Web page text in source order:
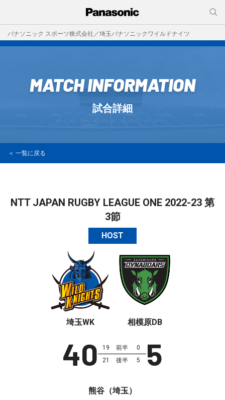
パナソニック スポーツ株式会社／埼玉パナソニックワイルドナイツ
MATCH INFORMATION
試合詳細
＜ 一覧に戻る
NTT JAPAN RUGBY LEAGUE ONE 2022-23 第
3節
HOST
埼玉WK
40 19 前半
0
21
後半 5 5
相模原DB
熊谷（埼玉）